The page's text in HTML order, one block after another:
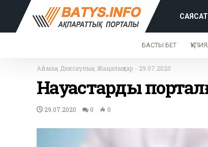
САЯСАТ
БАСТЫ БЕТ
Аймақ- Денсаулық- Жаңалықтар - 29.07.2020
Науқастарды
29.07.2020 0 0